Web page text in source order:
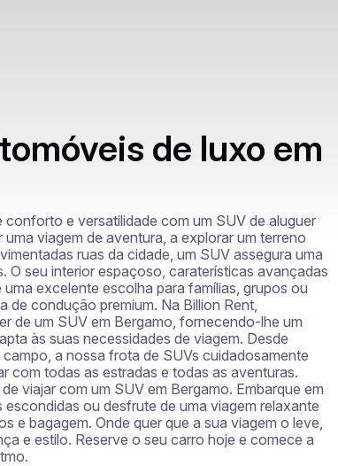
de luxo em
e versatilidade com um SUV de aluguer
viagem de aventura, a explorar um terreno
ruas da cidade, um SUV assegura uma
O seu interior espaçoso, caraterísticas avançadas
excelente escolha para famílias, grupos ou
de condução premium. Na Billion Rent,
de um SUV em Bergamo, fornecendo-lhe um
às suas necessidades de viagem. Desde
a nossa frota de SUVs cuidadosamente
com todas as estradas e todas as aventuras.
viajar com um SUV em Bergamo. Embarque em
ou desfrute de uma viagem relaxante
e bagagem. Onde quer que a sua viagem o leve,
e estilo. Reserve o seu carro hoje e comece a